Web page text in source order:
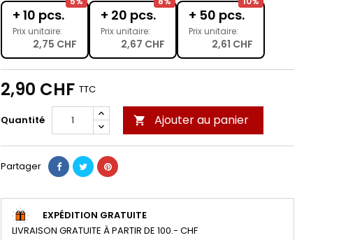
+ 10 pcs.
Prix unitaire:
2,75 CHF
+ 20 pcs.
Prix unitaire:
2,67 CHF
+ 50 pcs.
Prix unitaire:
2,61 CHF
2,90 CHF TTC
Quantité  Ajouter au panier
Partager
EXPÉDITION GRATUITE
LIVRAISON GRATUITE À PARTIR DE 100.- CHF